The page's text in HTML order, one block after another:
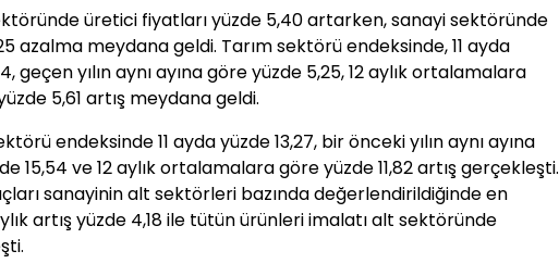
üretici fiyatları yüzde 5,40 artarken, sanayi sektöründe
azalma meydana geldi. Tarım sektörü endeksinde, 11 ayda
geçen yılın aynı ayına göre yüzde 5,25, 12 aylık ortalamalara
5,61 artış meydana geldi.
endeksinde 11 ayda yüzde 13,27, bir önceki yılın aynı ayına
15,54 ve 12 aylık ortalamalara göre yüzde 11,82 artış gerçekleşti.
sanayinin alt sektörleri bazında değerlendirildiğinde en
artış yüzde 4,18 ile tütün ürünleri imalatı alt sektöründe